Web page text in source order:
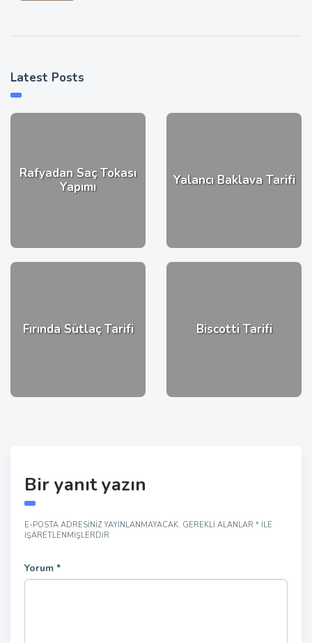
Latest Posts
Rafyadan Saç Tokası
Yapımı
Yalancı Baklava Tarifi
Fırında Sütlaç Tarifi Biscotti Tarifi
Bir yanıt yazın
E-POSTA ADRESINIZ YAYINLANMAYACAK. GEREKLI ALANLAR * ILE
IŞARETLENMIŞLERDIR
Yorum *